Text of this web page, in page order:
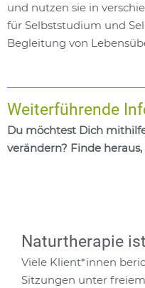
und nutzen sie in
für Selbststudium und
Begleitung von
Weiterführende
Du möchtest Dich
verändern? Finde
Naturtherapie
Viele Klient*innen
Sitzungen unter